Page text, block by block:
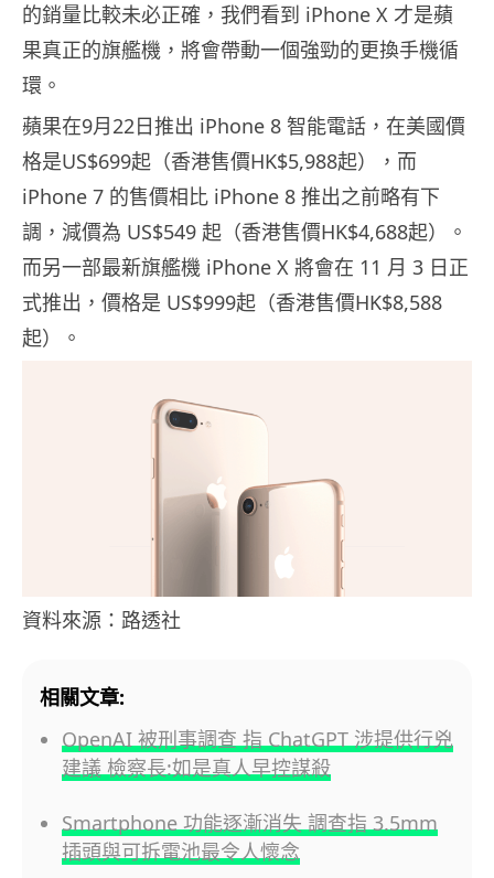
的銷量比較未必正確，我們看到 iPhone X 才是蘋
果真正的旗艦機，將會帶動一個強勁的更換手機循
環。
蘋果在9月22日推出 iPhone 8 智能電話，在美國價
格是US$699起（香港售價HK$5,988起），而
iPhone 7 的售價相比 iPhone 8 推出之前略有下
調，減價為 US$549 起（香港售價HK$4,688起）。
而另一部最新旗艦機 iPhone X 將會在 11 月 3 日正
式推出，價格是 US$999起（香港售價HK$8,588
起）。
資料來源：路透社
相關文章:
OpenAI 被刑事調查 指 ChatGPT 涉提供行兇
建議 檢察長:如是真人早控謀殺
Smartphone 功能逐漸消失 調查指 3.5mm
插頭與可拆電池最令人懷念